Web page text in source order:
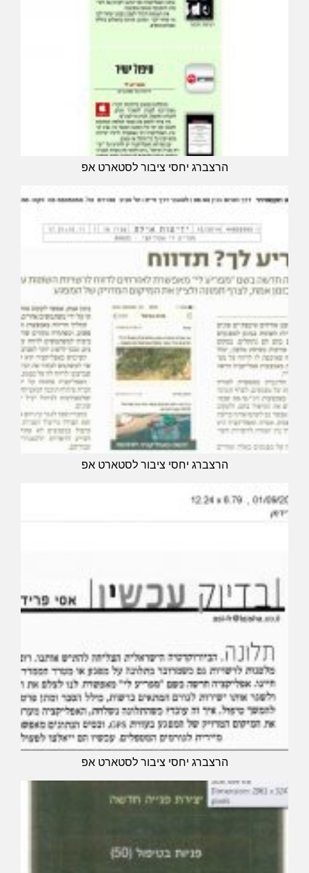
הרצברג יחסי ציבור לסטארט אפ
הרצברג יחסי ציבור לסטארט אפ
הרצברג יחסי ציבור לסטארט אפ